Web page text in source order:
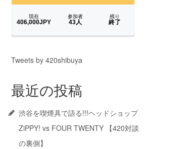
Tweets by 420shibuya
最近の投稿
渋谷を喫煙具で語る!!!ヘッドショップ
ZiPPY! vs FOUR TWENTY 【420対談
の裏側】